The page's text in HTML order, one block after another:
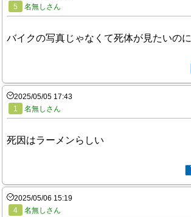
5
名無しさん
バイクの写真じゃなくて死体が見たいのに
2025/05/05 17:43
1
名無しさん
死因はラーメンらしい
2025/05/06 15:19
4
名無しさん